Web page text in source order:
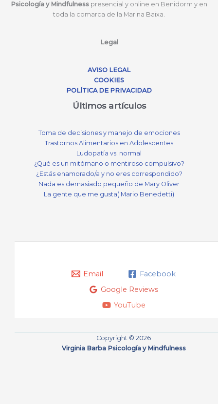
Psicología y Mindfulness presencial y online en Benidorm y en
toda la comarca de la Marina Baixa.
Legal
AVISO LEGAL
COOKIES
POLÍTICA DE PRIVACIDAD
Últimos artículos
Toma de decisiones y manejo de emociones
Trastornos Alimentarios en Adolescentes
Ludopatía vs. normal
¿Qué es un mitómano o mentiroso compulsivo?
¿Estás enamorado/a y no eres correspondido?
Nada es demasiado pequeño de Mary Oliver
La gente que me gusta( Mario Benedetti)
Email
Facebook
Google Reviews
YouTube
Copyright © 2026
Virginia Barba Psicología y Mindfulness